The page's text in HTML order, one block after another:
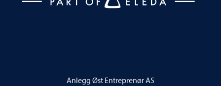
Anlegg Øst Entreprenør AS